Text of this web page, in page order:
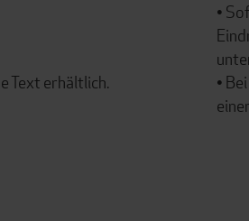
Text erhältlich.
•
•